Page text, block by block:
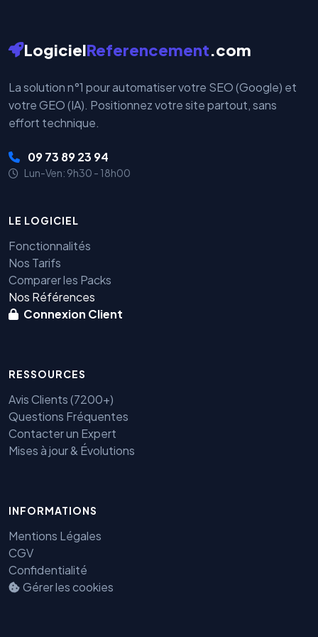
LogicielReferencement.com
La solution n°1 pour automatiser votre SEO (Google) et
votre GEO (IA). Positionnez votre site partout, sans
effort technique.
09 73 89 23 94
Lun-Ven: 9h30 - 18h00
LE LOGICIEL
Fonctionnalités
Nos Tarifs
Comparer les Packs
Nos Références
Connexion Client
RESSOURCES
Avis Clients (7200+)
Questions Fréquentes
Contacter un Expert
Mises à jour & Évolutions
INFORMATIONS
Mentions Légales
CGV
Confidentialité
Gérer les cookies